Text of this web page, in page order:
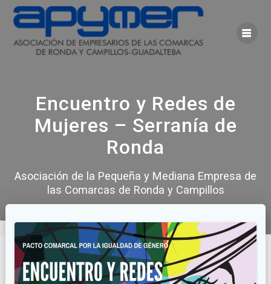
Saltar
contenido
Encuentro y Redes de
Mujeres – Serranía de
Ronda
Asociación de la Pequeña y Mediana Empresa de
las Comarcas de Ronda y Campillos